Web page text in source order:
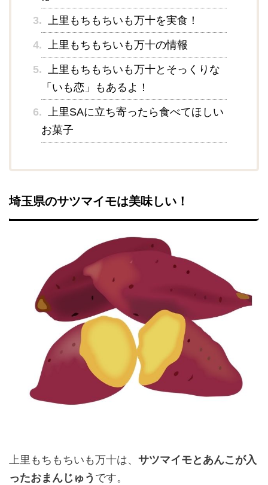
3. 上里もちもちいも万十を実食！
4. 上里もちもちいも万十の情報
5.
上里もちもちいも万十とそっくりな
「いも恋」もあるよ！
6.
上里SAに立ち寄ったら食べてほしい
お菓子
埼玉県のサツマイモは美味しい！
上里もちもちいも万十は、 サツマイモとあんこが入
ったおまんじゅう です。